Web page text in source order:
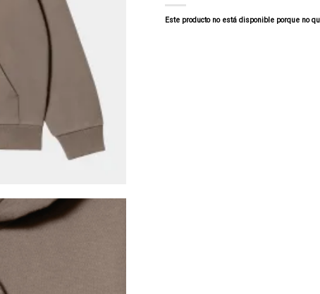
Este producto no está disponible porque no